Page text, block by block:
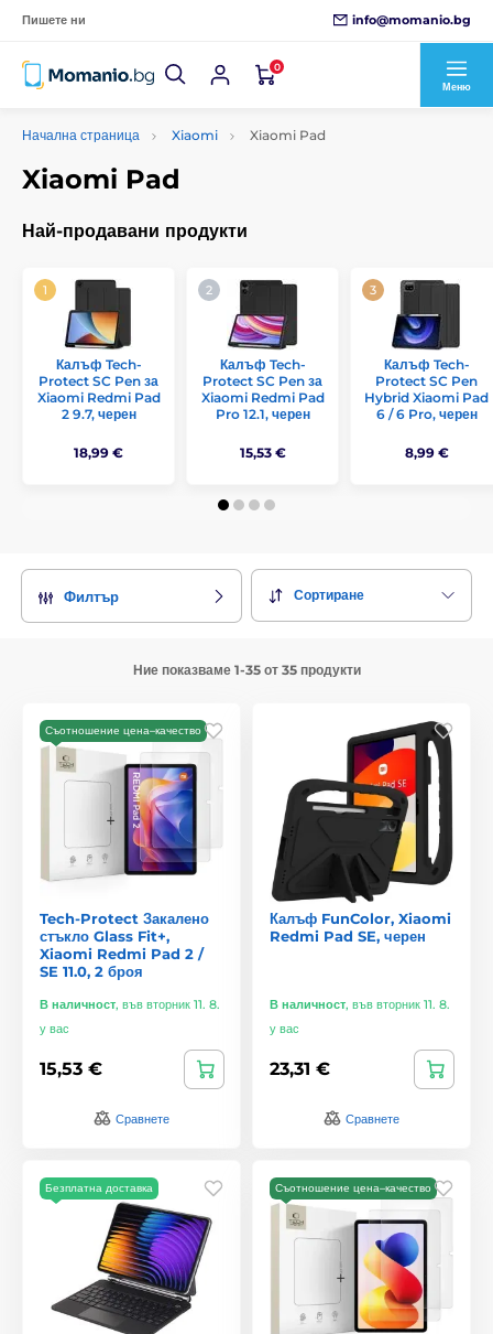
Пишете ни info@momanio.bg
0
Меню
Начална страница Xiaomi Xiaomi Pad
Xiaomi Pad
Най-продавани продукти
Калъф Tech-
Protect SC Pen за
Xiaomi Redmi Pad
2 9.7, черен
18,99 €
Калъф Tech-
Protect SC Pen за
Xiaomi Redmi Pad
Pro 12.1, черен
15,53 €
Калъф Tech-
Protect SC Pen
Hybrid Xiaomi Pad
6 / 6 Pro, черен
8,99 €
Филтър Сортиране
Ние показваме 1-35 от 35 продукти
Съотношение цена–качество
Tech-Protect Закалено
стъкло Glass Fit+,
Xiaomi Redmi Pad 2 /
SE 11.0, 2 броя
В наличност, във вторник 11. 8.
у вас
15,53 €
Сравнете
Калъф FunColor, Xiaomi
Redmi Pad SE, черен
В наличност, във вторник 11. 8.
у вас
23,31 €
Сравнете
Безплатна доставка Съотношение цена–качество